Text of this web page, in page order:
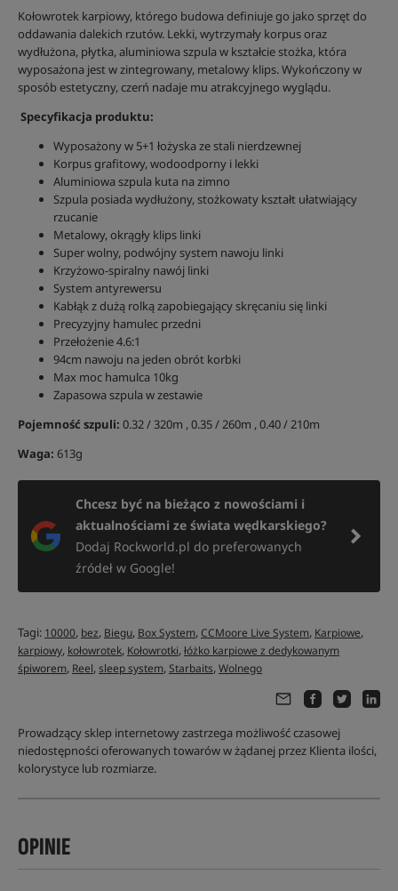
Kołowrotek karpiowy, którego budowa definiuje go jako sprzęt do
oddawania dalekich rzutów. Lekki, wytrzymały korpus oraz
wydłużona, płytka, aluminiowa szpula w kształcie stożka, która
wyposażona jest w zintegrowany, metalowy klips. Wykończony w
sposób estetyczny, czerń nadaje mu atrakcyjnego wyglądu.
Specyfikacja produktu:
Wyposażony w 5+1 łożyska ze stali nierdzewnej
Korpus grafitowy, wodoodporny i lekki
Aluminiowa szpula kuta na zimno
Szpula posiada wydłużony, stożkowaty kształt ułatwiający
rzucanie
Metalowy, okrągły klips linki
Super wolny, podwójny system nawoju linki
Krzyżowo-spiralny nawój linki
System antyrewersu
Kabłąk z dużą rolką zapobiegający skręcaniu się linki
Precyzyjny hamulec przedni
Przełożenie 4.6:1
94cm nawoju na jeden obrót korbki
Max moc hamulca 10kg
Zapasowa szpula w zestawie
Pojemność szpuli: 0.32 / 320m , 0.35 / 260m , 0.40 / 210m
Waga: 613g
Chcesz być na bieżąco z nowościami i
aktualnościami ze świata wędkarskiego?
Dodaj Rockworld.pl do preferowanych
źródeł w Google!
Tagi: 10000, bez, Biegu, Box System,CCMoore Live System, Karpiowe,
karpiowy, kołowrotek, Kołowrotki,łóżko karpiowe z dedykowanym
śpiworem, Reel,sleep system,Starbaits,Wolnego
Prowadzący sklep internetowy zastrzega możliwość czasowej
niedostępności oferowanych towarów w żądanej przez Klienta ilości,
kolorystyce lub rozmiarze.
OPINIE